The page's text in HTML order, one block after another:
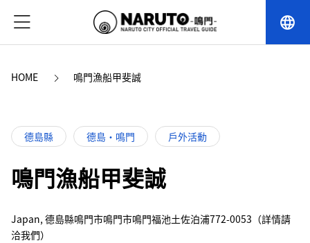
language
HOME 鳴門漁船甲斐誠
德島縣 德島・鳴門 戶外活動
鳴門漁船甲斐誠
Japan, 德島縣鳴門市鳴門市鳴門福池土佐泊浦772-0053（詳情請
洽我們）